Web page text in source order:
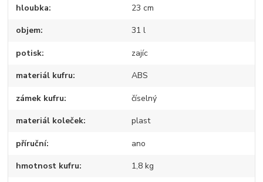
hloubka 23 cm
objem 31 l
potisk zajíc
materiál kufru ABS
zámek kufru číselný
materiál koleček plast
příruční ano
hmotnost kufru 1,8 kg